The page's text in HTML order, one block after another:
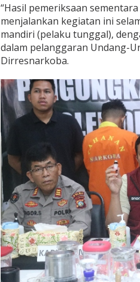
“Hasil pemeriksaan
menjalankan kegiatan ini
mandiri (pelaku tunggal),
dalam pelanggaran Undang-
Dirresnarkoba.